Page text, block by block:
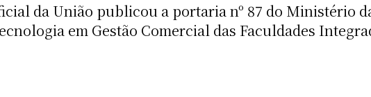
da União publicou a portaria nº 87 do Ministério
em Gestão Comercial das Faculdades